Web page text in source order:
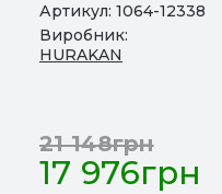
Артикул: 1064-12338
Виробник:
HURAKAN
17 976грн
21 148грн